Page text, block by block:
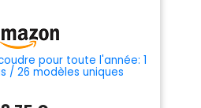
pour toute l'année: 1
/ 26 modèles uniques